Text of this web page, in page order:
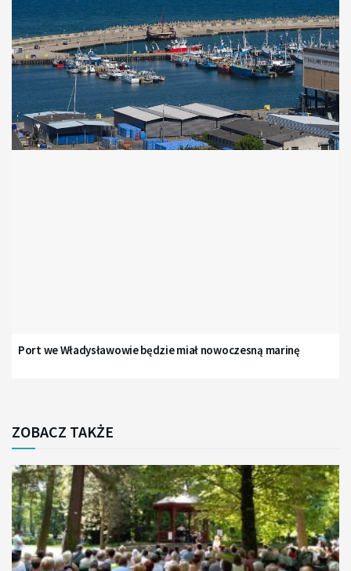
Port we Władysławowie będzie miał nowoczesną marinę
ZOBACZ TAKŻE